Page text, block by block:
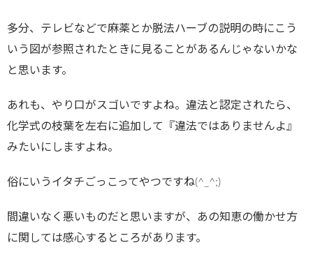
多分、テレビなどで麻薬とか脱法ハーブの説明の時にこう
いう図が参照されたときに見ることがあるんじゃないかな
と思います。
あれも、やり口がスゴいですよね。違法と認定されたら、
化学式の枝葉を左右に追加して『違法ではありませんよ』
みたいにしますよね。
俗にいうイタチごっこってやつですね(^_^;)
間違いなく悪いものだと思いますが、あの知恵の働かせ方
に関しては感心するところがあります。